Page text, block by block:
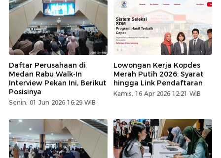
Daftar Perusahaan di
Medan Rabu Walk-In
Interview Pekan Ini, Berikut
Posisinya
Senin, 01 Jun 2026 16:29 WIB
Lowongan Kerja Kopdes
Merah Putih 2026: Syarat
hingga Link Pendaftaran
Kamis, 16 Apr 2026 12:21 WIB